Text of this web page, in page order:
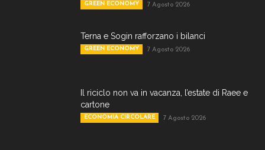
GREEN ECONOMY 7 Agosto 2026
Terna e Sogin rafforzano i bilanci
GREEN ECONOMY 7 Agosto 2026
Il riciclo non va in vacanza, l’estate di Raee e
cartone
ECONOMIA CIRCOLARE 7 Agosto 2026